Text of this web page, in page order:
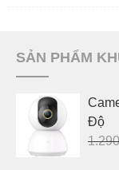
SẢN PHẨM
Độ